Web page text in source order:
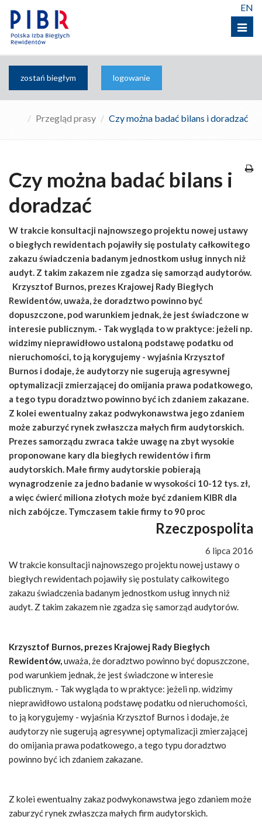
Menu
EN
zostań biegłym logowanie
Przegląd prasy Czy można badać bilans i doradzać
Czy można badać bilans i
doradzać
W trakcie konsultacji najnowszego projektu nowej ustawy
o biegłych rewidentach pojawiły się postulaty całkowitego
zakazu świadczenia badanym jednostkom usług innych niż
audyt. Z takim zakazem nie zgadza się samorząd audytorów.
Krzysztof Burnos, prezes Krajowej Rady Biegłych
Rewidentów, uważa, że doradztwo powinno być
dopuszczone, pod warunkiem jednak, że jest świadczone w
interesie publicznym. - Tak wygląda to w praktyce: jeżeli np.
widzimy nieprawidłowo ustaloną podstawę podatku od
nieruchomości, to ją korygujemy - wyjaśnia Krzysztof
Burnos i dodaje, że audytorzy nie sugerują agresywnej
optymalizacji zmierzającej do omijania prawa podatkowego,
a tego typu doradztwo powinno być ich zdaniem zakazane.
Z kolei ewentualny zakaz podwykonawstwa jego zdaniem
może zaburzyć rynek zwłaszcza małych firm audytorskich.
Prezes samorządu zwraca także uwagę na zbyt wysokie
proponowane kary dla biegłych rewidentów i firm
audytorskich. Małe firmy audytorskie pobierają
wynagrodzenie za jedno badanie w wysokości 10-12 tys. zł,
a więc ćwierć miliona złotych może być zdaniem KIBR dla
nich zabójcze. Tymczasem takie firmy to 90 proc
Rzeczpospolita
6 lipca 2016
W trakcie konsultacji najnowszego projektu nowej ustawy o
biegłych rewidentach pojawiły się postulaty całkowitego
zakazu świadczenia badanym jednostkom usług innych niż
audyt. Z takim zakazem nie zgadza się samorząd audytorów.
Krzysztof Burnos, prezes Krajowej Rady Biegłych
Rewidentów,uważa, że doradztwo powinno być dopuszczone,
pod warunkiem jednak, że jest świadczone w interesie
publicznym. - Tak wygląda to w praktyce: jeżeli np. widzimy
nieprawidłowo ustaloną podstawę podatku od nieruchomości,
to ją korygujemy - wyjaśnia Krzysztof Burnos i dodaje, że
audytorzy nie sugerują agresywnej optymalizacji zmierzającej
do omijania prawa podatkowego, a tego typu doradztwo
powinno być ich zdaniem zakazane.
Z kolei ewentualny zakaz podwykonawstwa jego zdaniem może
zaburzyć rynek zwłaszcza małych firm audytorskich.